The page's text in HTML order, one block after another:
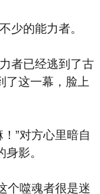
的能力者。
已经逃到了古
了这一幕，脸上
”对方心里暗自
影。
噬魂者很是迷